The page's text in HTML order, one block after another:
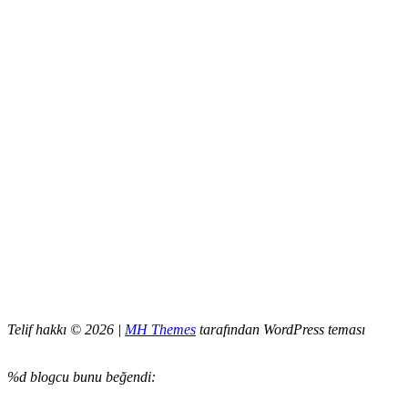
Telif hakkı © 2026 | MH Themes tarafından WordPress teması
%d blogcu bunu beğendi: